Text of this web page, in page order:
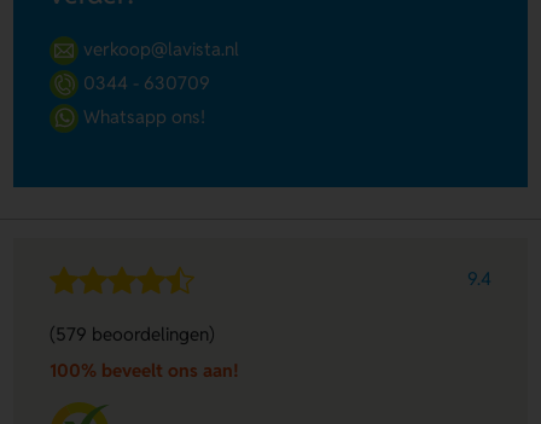
verkoop@lavista.nl
0344 - 630709
Whatsapp ons!
9.4
(579 beoordelingen)
100% beveelt ons aan!